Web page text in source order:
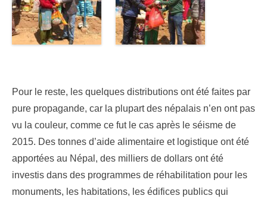
Pour le reste, les quelques distributions ont été faites par
pure propagande, car la plupart des népalais n’en ont pas
vu la couleur, comme ce fut le cas après le séisme de
2015. Des tonnes d’aide alimentaire et logistique ont été
apportées au Népal, des milliers de dollars ont été
investis dans des programmes de réhabilitation pour les
monuments, les habitations, les édifices publics qui